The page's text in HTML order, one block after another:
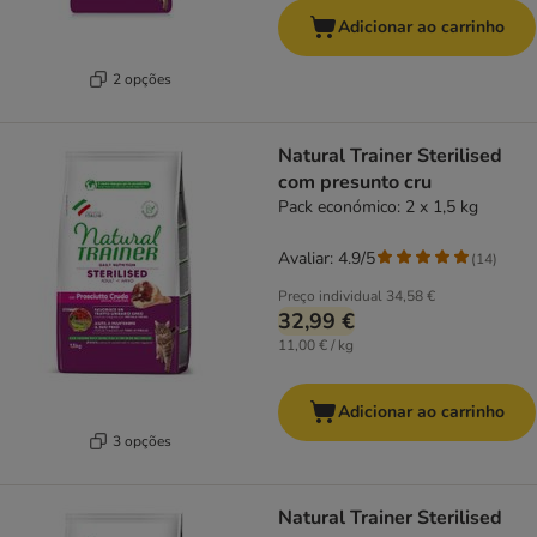
2 opções
Adicionar ao carrinho
3 opções
Natural Trainer Sterilised
com presunto cru
Pack económico: 2 x 1,5 kg
Preço individual 34,58 €
32,99 €
11,00 € / kg
Avaliar: 4.9/5 (14)
Adicionar ao carrinho
Natural Trainer Sterilised